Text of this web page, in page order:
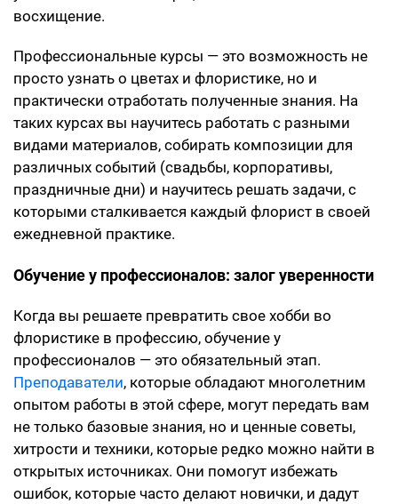
восхищение.
Профессиональные курсы — это возможность не
просто узнать о цветах и флористике, но и
практически отработать полученные знания. На
таких курсах вы научитесь работать с разными
видами материалов, собирать композиции для
различных событий (свадьбы, корпоративы,
праздничные дни) и научитесь решать задачи, с
которыми сталкивается каждый флорист в своей
ежедневной практике.
Обучение у профессионалов: залог уверенности
Когда вы решаете превратить свое хобби во
флористике в профессию, обучение у
профессионалов — это обязательный этап.
Преподаватели, которые обладают многолетним
опытом работы в этой сфере, могут передать вам
не только базовые знания, но и ценные советы,
хитрости и техники, которые редко можно найти в
открытых источниках. Они помогут избежать
ошибок, которые часто делают новички, и дадут